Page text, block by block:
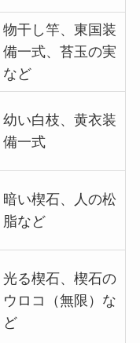
物干し竿、東国装
備一式、苔玉の実
など
幼い白枝、黄衣装
備一式
暗い楔石、人の松
脂など
光る楔石、楔石の
ウロコ（無限）な
ど